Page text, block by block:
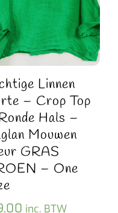
Linnen
– Crop Top
Hals –
Mouwen
GRAS
– One
inc. BTW